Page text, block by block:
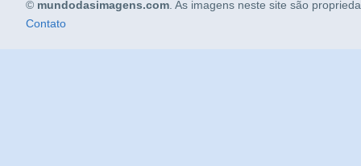
© mundodasimagens.com . As imagens neste site são
Contato